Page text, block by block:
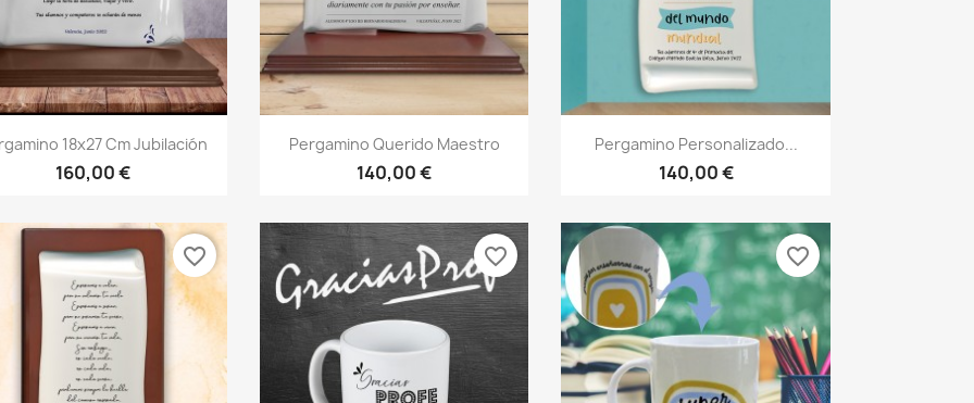
Vista rápida
18x27 Cm Jubilación
160,00 €
Vista rápida
Pergamino Querido Maestro
140,00 €
Vista rápida
Pergamino Personalizado...
140,00 €
favorite_border favorite_border favorite_border